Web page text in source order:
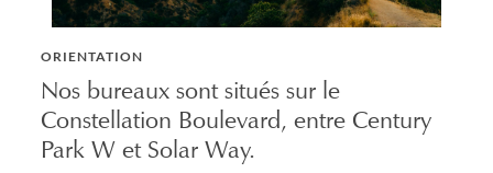
ORIENTATION
Nos bureaux sont situés sur le
Constellation Boulevard, entre Century
Park W et Solar Way.